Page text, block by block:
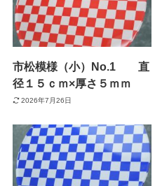
市松模様（小）No.1 直
径１５ｃｍ×厚さ５ｍｍ
2026年7月26日